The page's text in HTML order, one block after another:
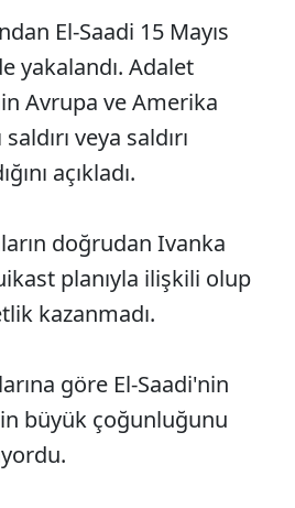
El-Saadi 15 Mayıs
yakalandı. Adalet
Avrupa ve Amerika
veya saldırı
açıkladı.
doğrudan Ivanka
planıyla ilişkili olup
kazanmadı.
göre El-Saadi'nin
büyük çoğunluğunu